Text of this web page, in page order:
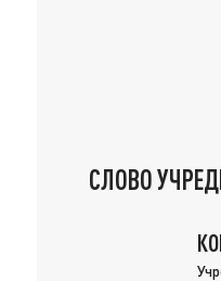
СЛОВО